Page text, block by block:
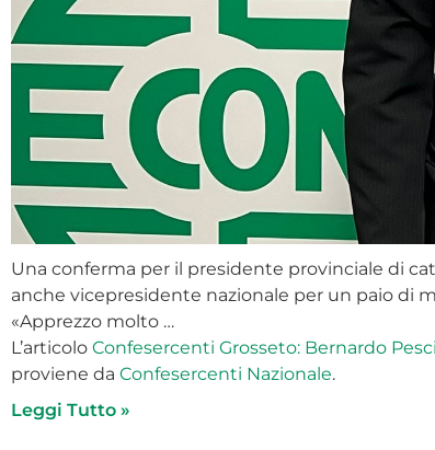
Una conferma per il presidente provinciale di
anche vicepresidente nazionale per un paio di
«Apprezzo molto …
L’articolo Confesercenti Grosseto: Bernardo
proviene da Confesercenti Nazionale.
Leggi Tutto »